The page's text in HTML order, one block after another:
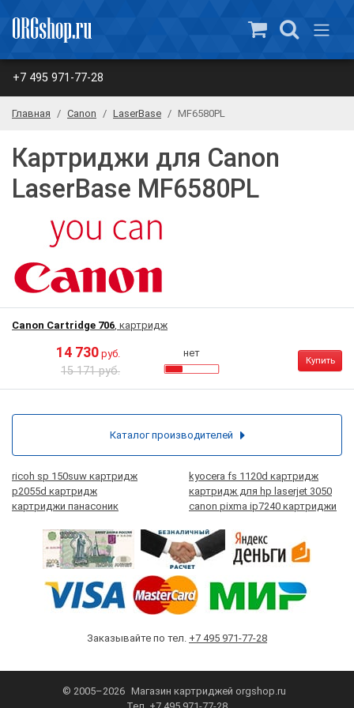
+7 495 971-77-28
Главная Canon LaserBase MF6580PL
Картриджи для Canon
LaserBase MF6580PL
Canon Cartridge 706, картридж
14 730 руб.
15 171 руб.
нет
Купить
ricoh sp 150suw картридж
kyocera fs 1120d картридж
p2055d картридж
картридж для hp laserjet 3050
картриджи панасоник
canon pixma ip7240 картриджи
Заказывайте по тел. +7 495 971-77-28
© 2005–2026 Магазин картриджей orgshop.ru